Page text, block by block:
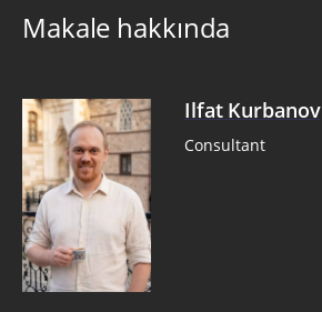
Makale hakkında
Ilfat Kurbanov
Consultant